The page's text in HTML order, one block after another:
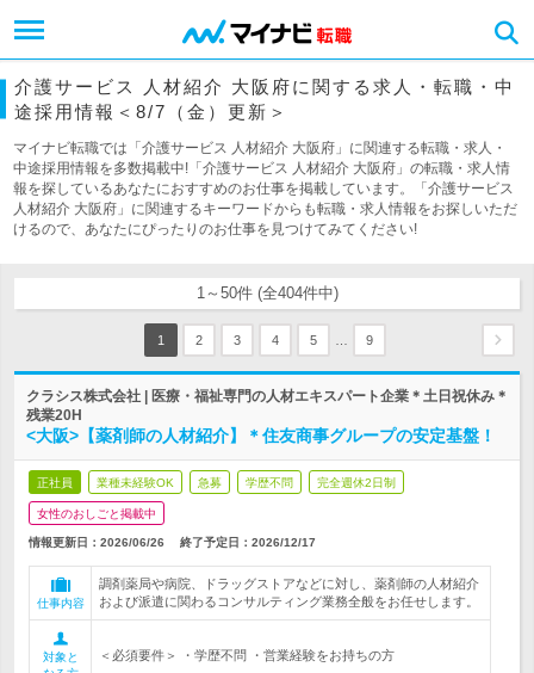
介護サービス 人材紹介 大阪府に関する求人・転職・中
途採用情報＜8/7（金）更新＞
マイナビ転職では「介護サービス 人材紹介 大阪府」に関連する転職・求人・
中途採用情報を多数掲載中!「介護サービス 人材紹介 大阪府」の転職・求人情
報を探しているあなたにおすすめのお仕事を掲載しています。「介護サービス
人材紹介 大阪府」に関連するキーワードからも転職・求人情報をお探しいただ
けるので、あなたにぴったりのお仕事を見つけてみてください!
1～50件 (全404件中)
1 2 3 4 5 9
クラシス株式会社 | 医療・福祉専門の人材エキスパート企業＊土日祝休み＊
残業20H
<大阪>【薬剤師の人材紹介】＊住友商事グループの安定基盤！
正社員 業種未経験OK 急募 学歴不問 完全週休2日制
女性のおしごと掲載中
情報更新日：2026/06/26 終了予定日： 2026/12/17
仕事内容
調剤薬局や病院、ドラッグストアなどに対し、薬剤師の人材紹介
および派遣に関わるコンサルティング業務全般をお任せします。
対象と
＜必須要件＞ ・学歴不問 ・営業経験をお持ちの方